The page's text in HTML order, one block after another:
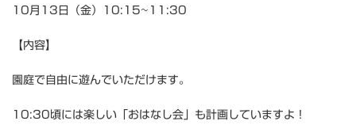
10月13日（金）10:15~11:30
【内容】
園庭で自由に遊んでいただけます。
10:30頃には楽しい「おはなし会」も計画していますよ！